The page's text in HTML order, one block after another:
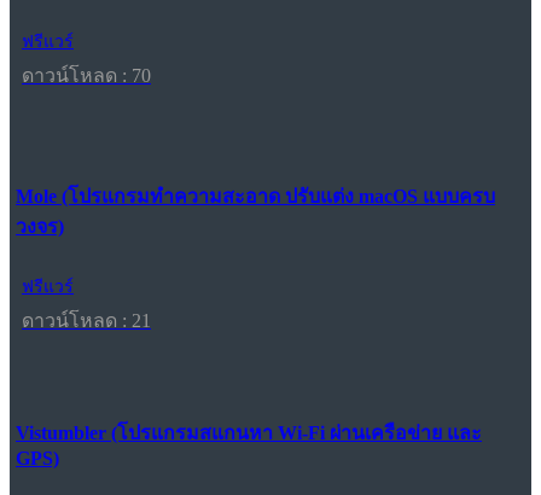
ฟรีแวร์
ดาวน์โหลด : 70
Mole (โปรแกรมทำความสะอาด ปรับแต่ง macOS แบบครบ
วงจร)
ฟรีแวร์
ดาวน์โหลด : 21
Vistumbler (โปรแกรมสแกนหา Wi-Fi ผ่านเครือข่าย และ
GPS)